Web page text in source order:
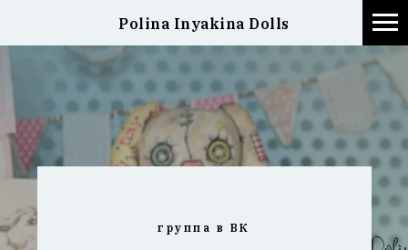
Polina Inyakina Dolls
группа в ВК